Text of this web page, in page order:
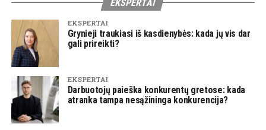
EKSPERTAI
EKSPERTAI
Grynieji traukiasi iš kasdienybės: kada jų vis dar
gali prireikti?
EKSPERTAI
Darbuotojų paieška konkurentų gretose: kada
atranka tampa nesąžininga konkurencija?